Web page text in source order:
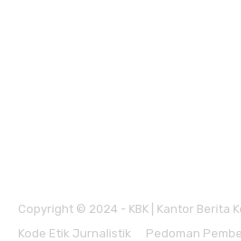
Copyright © 2024 - KBK | Kantor Berita
Kode Etik Jurnalistik
Pedoman